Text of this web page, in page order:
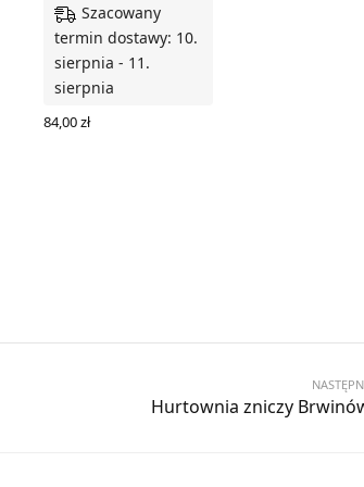
Szacowany
termin dostawy: 10.
sierpnia - 11.
sierpnia
84,00zł
Hurtownia zniczy